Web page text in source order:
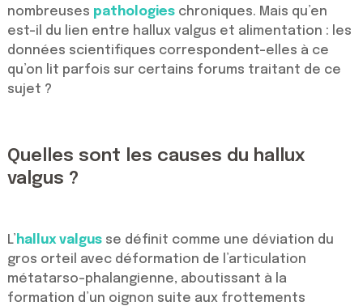
nombreuses pathologieschroniques. Mais qu’en
est-il du lien entre hallux valgus et alimentation : les
données scientifiques correspondent-elles à ce
qu’on lit parfois sur certains forums traitant de ce
sujet ?
Quelles sont les causes du hallux
valgus ?
L’ hallux valgusse définit comme une déviation du
gros orteil avec déformation de l’articulation
métatarso-phalangienne, aboutissant à la
formation d’un oignon suite aux frottements